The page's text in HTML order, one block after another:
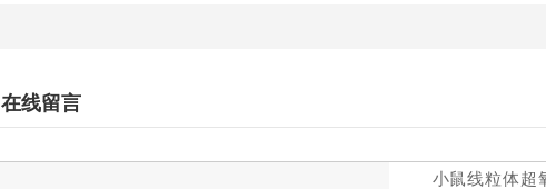
在线留言
小鼠线粒体超